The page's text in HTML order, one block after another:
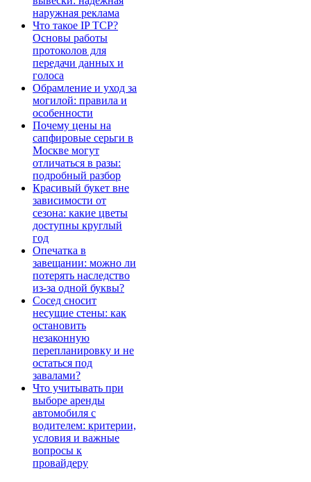
наружная реклама
Что такое IP TCP?
Основы работы
протоколов для
передачи данных и
голоса
Обрамление и уход за
могилой: правила и
особенности
Почему цены на
сапфировые серьги в
Москве могут
отличаться в разы:
подробный разбор
Красивый букет вне
зависимости от
сезона: какие цветы
доступны круглый
год
Опечатка в
завещании: можно ли
потерять наследство
из-за одной буквы?
Сосед сносит
несущие стены: как
остановить
незаконную
перепланировку и не
остаться под
завалами?
Что учитывать при
выборе аренды
автомобиля с
водителем: критерии,
условия и важные
вопросы к
провайдеру